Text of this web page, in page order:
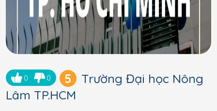
0 0 5
Trường Đại học Nông
Lâm TP.HCM